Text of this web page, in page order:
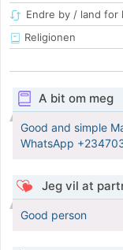
Endre by / land
Religionen
A bit om meg
Good and simple
WhatsApp
Jeg vil at
Good person